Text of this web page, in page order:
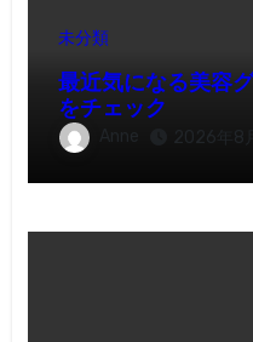
未分類
最近気になる美容
をチェック
Anne 2026年8